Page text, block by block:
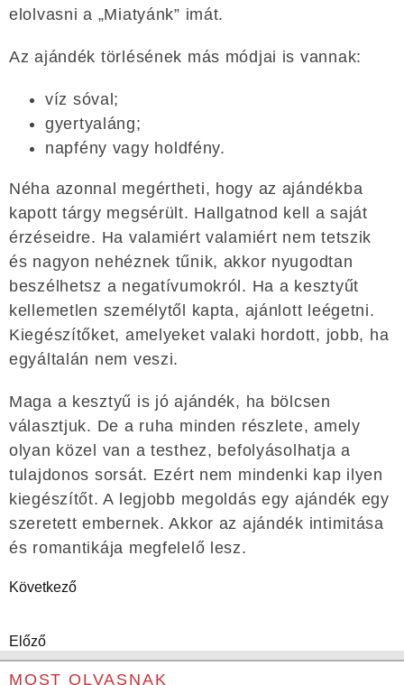
elolvasni a „Miatyánk” imát.
Az ajándék törlésének más módjai is vannak:
víz sóval;
gyertyaláng;
napfény vagy holdfény.
Néha azonnal megértheti, hogy az ajándékba
kapott tárgy megsérült. Hallgatnod kell a saját
érzéseidre. Ha valamiért valamiért nem tetszik
és nagyon nehéznek tűnik, akkor nyugodtan
beszélhetsz a negatívumokról. Ha a kesztyűt
kellemetlen személytől kapta, ajánlott leégetni.
Kiegészítőket, amelyeket valaki hordott, jobb, ha
egyáltalán nem veszi.
Maga a kesztyű is jó ajándék, ha bölcsen
választjuk. De a ruha minden részlete, amely
olyan közel van a testhez, befolyásolhatja a
tulajdonos sorsát. Ezért nem mindenki kap ilyen
kiegészítőt. A legjobb megoldás egy ajándék egy
szeretett embernek. Akkor az ajándék intimitása
és romantikája megfelelő lesz.
Következő
Előző
MOST OLVASNAK